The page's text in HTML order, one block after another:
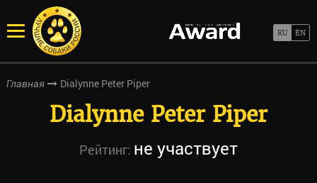
Главная Dialynne Peter Piper
Dialynne Peter Piper
Рейтинг: не участвует